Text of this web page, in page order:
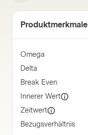
Produktmerkmale
Omega
Delta
Break Even
Innerer Wert
Zeitwert
Bezugsverhältnis